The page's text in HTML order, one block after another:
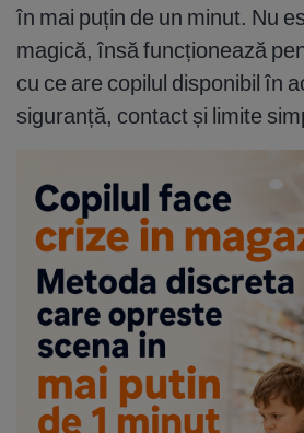
în mai puțin de un minut. Nu
magică, însă funcționează
cu ce are copilul disponibil în
siguranță, contact și limite